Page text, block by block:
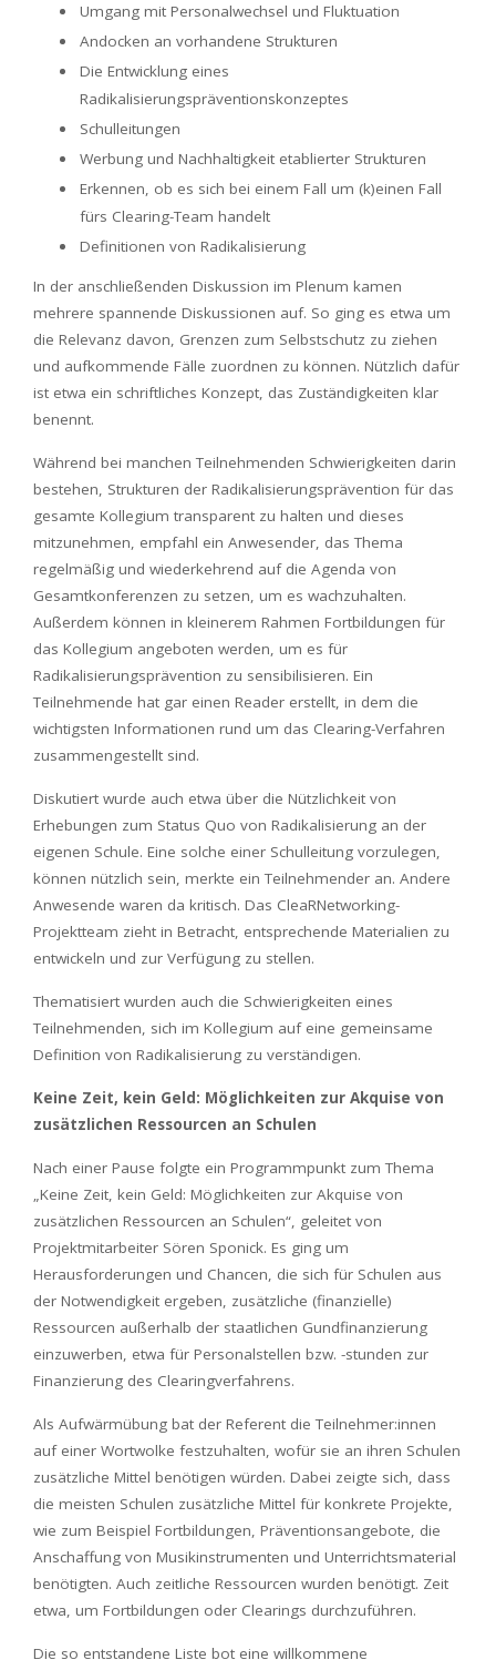
Umgang mit Personalwechsel und Fluktuation
Andocken an vorhandene Strukturen
Die Entwicklung eines
Radikalisierungspräventionskonzeptes
Schulleitungen
Werbung und Nachhaltigkeit etablierter Strukturen
Erkennen, ob es sich bei einem Fall um (k)einen Fall
fürs Clearing-Team handelt
Definitionen von Radikalisierung
In der anschließenden Diskussion im Plenum kamen
mehrere spannende Diskussionen auf. So ging es etwa um
die Relevanz davon, Grenzen zum Selbstschutz zu ziehen
und aufkommende Fälle zuordnen zu können. Nützlich dafür
ist etwa ein schriftliches Konzept, das Zuständigkeiten klar
benennt.
Während bei manchen Teilnehmenden Schwierigkeiten darin
bestehen, Strukturen der Radikalisierungsprävention für das
gesamte Kollegium transparent zu halten und dieses
mitzunehmen, empfahl ein Anwesender, das Thema
regelmäßig und wiederkehrend auf die Agenda von
Gesamtkonferenzen zu setzen, um es wachzuhalten.
Außerdem können in kleinerem Rahmen Fortbildungen für
das Kollegium angeboten werden, um es für
Radikalisierungsprävention zu sensibilisieren. Ein
Teilnehmende hat gar einen Reader erstellt, in dem die
wichtigsten Informationen rund um das Clearing-Verfahren
zusammengestellt sind.
Diskutiert wurde auch etwa über die Nützlichkeit von
Erhebungen zum Status Quo von Radikalisierung an der
eigenen Schule. Eine solche einer Schulleitung vorzulegen,
können nützlich sein, merkte ein Teilnehmender an. Andere
Anwesende waren da kritisch. Das CleaRNetworking-
Projektteam zieht in Betracht, entsprechende Materialien zu
entwickeln und zur Verfügung zu stellen.
Thematisiert wurden auch die Schwierigkeiten eines
Teilnehmenden, sich im Kollegium auf eine gemeinsame
Definition von Radikalisierung zu verständigen.
Keine Zeit, kein Geld: Möglichkeiten zur Akquise von
zusätzlichen Ressourcen an Schulen
Nach einer Pause folgte ein Programmpunkt zum Thema
„Keine Zeit, kein Geld: Möglichkeiten zur Akquise von
zusätzlichen Ressourcen an Schulen“, geleitet von
Projektmitarbeiter Sören Sponick. Es ging um
Herausforderungen und Chancen, die sich für Schulen aus
der Notwendigkeit ergeben, zusätzliche (finanzielle)
Ressourcen außerhalb der staatlichen Gundfinanzierung
einzuwerben, etwa für Personalstellen bzw. -stunden zur
Finanzierung des Clearingverfahrens.
Als Aufwärmübung bat der Referent die Teilnehmer:innen
auf einer Wortwolke festzuhalten, wofür sie an ihren Schulen
zusätzliche Mittel benötigen würden. Dabei zeigte sich, dass
die meisten Schulen zusätzliche Mittel für konkrete Projekte,
wie zum Beispiel Fortbildungen, Präventionsangebote, die
Anschaffung von Musikinstrumenten und Unterrichtsmaterial
benötigten. Auch zeitliche Ressourcen wurden benötigt. Zeit
etwa, um Fortbildungen oder Clearings durchzuführen.
Die so entstandene Liste bot eine willkommene